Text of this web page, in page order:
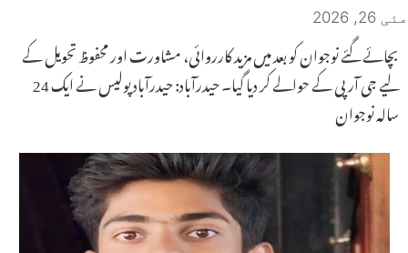
مئی 26, 2026
بچائے گئے نوجوان کو بعد میں مزید کارروائی، مشاورت اور محفوظ تحویل کے
لیے جی آر پی کے حوالے کر دیا گیا۔ حیدرآباد: حیدرآباد پولیس نے ایک 24
سالہ نوجوان